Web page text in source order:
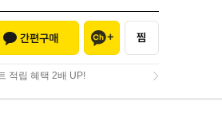
적립 혜택 2배 UP!
적립 혜택 2배 UP!